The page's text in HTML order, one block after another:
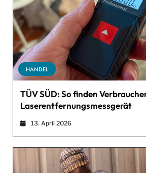
HANDEL
TÜV SÜD: So finden
Laserentfernungsmessgerät
13. April 2026